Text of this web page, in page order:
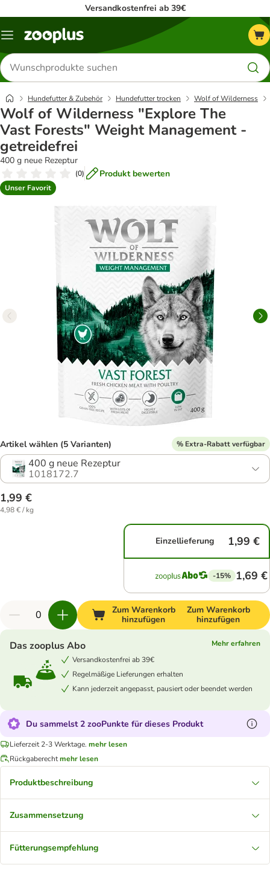
Versandkostenfrei ab 39€
Menü
Produkte
suchen
Hundefutter & Zubehör Hundefutter trocken Wolf of Wilderness
Wolf of Wilderness "Explore The
Vast Forests" Weight Management -
getreidefrei
400 g neue Rezeptur
(0) Produkt bewerten
Unser Favorit
Artikel wählen (5 Varianten) % Extra-Rabatt verfügbar
400 g neue Rezeptur
1018172.7
1,99 €
4,98 € / kg
Einzellieferung 1,99 €
-15% 1,69 €
Zum Warenkorb
hinzufügen
Zum Warenkorb
hinzufügen
Das zooplus Abo
Mehr erfahren
Versandkostenfrei ab 39€
Regelmäßige Lieferungen erhalten
Kann jederzeit angepasst, pausiert oder beendet werden
Du sammelst 2 zooPunkte für dieses Produkt
Lieferzeit 2-3 Werktage. mehr lesen
Rückgaberechtmehr lesen
Produktbeschreibung
Zusammensetzung
Fütterungsempfehlung